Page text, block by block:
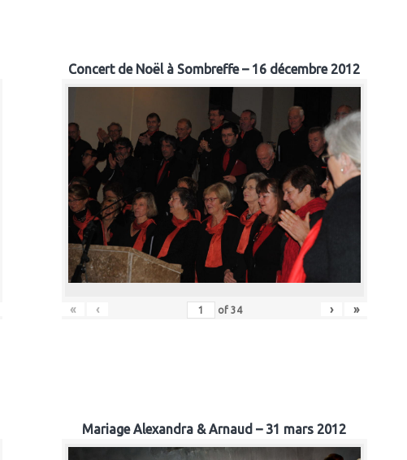
Concert de Noël à Sombreffe – 16 décembre 2012
« ‹ of 34 › »
Mariage Alexandra & Arnaud – 31 mars 2012